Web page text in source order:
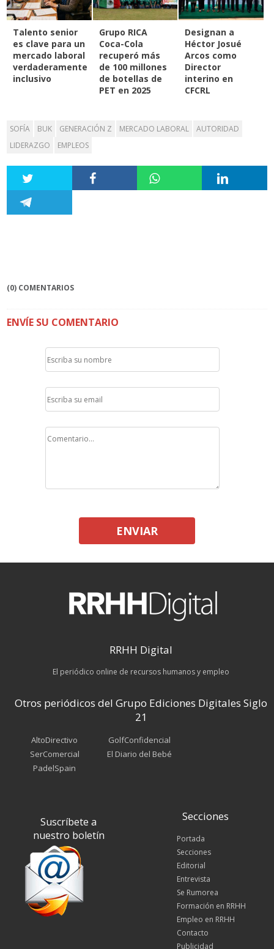
Talento senior
es clave para un
mercado laboral
verdaderamente
inclusivo
Grupo RICA
Coca-Cola
recuperó más
de 100 millones
de botellas de
PET en 2025
Designan a
Héctor Josué
Arcos como
Director
interino en
CFCRL
SOFÍA BUK GENERACIÓN Z MERCADO LABORAL
AUTORIDAD
LIDERAZGO
EMPLEOS
(0) COMENTARIOS
ENVÍE SU COMENTARIO
ENVIAR
RRHH Digital
El periódico online de recursos humanos y empleo
Otros periódicos del Grupo Ediciones Digitales Siglo
21
AltoDirectivo
SerComercial
PadelSpain
GolfConfidencial
El Diario del Bebé
Suscríbete a
nuestro boletín
Secciones
Portada
Secciones
Editorial
Entrevista
Se Rumorea
Formación en RRHH
Empleo en RRHH
Contacto
Publicidad